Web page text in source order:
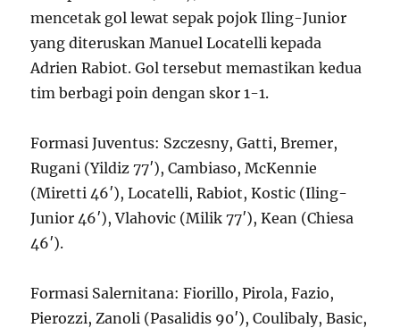
mencetak gol lewat sepak pojok Iling-Junior
yang diteruskan Manuel Locatelli kepada
Adrien Rabiot. Gol tersebut memastikan kedua
tim berbagi poin dengan skor 1-1.
Formasi Juventus: Szczesny, Gatti, Bremer,
Rugani (Yildiz 77′), Cambiaso, McKennie
(Miretti 46′), Locatelli, Rabiot, Kostic (Iling-
Junior 46′), Vlahovic (Milik 77′), Kean (Chiesa
46′).
Formasi Salernitana: Fiorillo, Pirola, Fazio,
Pierozzi, Zanoli (Pasalidis 90′), Coulibaly, Basic,